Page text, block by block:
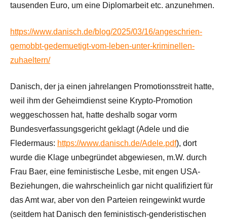
tausenden Euro, um eine Diplomarbeit etc. anzunehmen.
https://www.danisch.de/blog/2025/03/16/angeschrien-
gemobbt-gedemuetigt-vom-leben-unter-kriminellen-
zuhaeltern/
Danisch, der ja einen jahrelangen Promotionsstreit hatte,
weil ihm der Geheimdienst seine Krypto-Promotion
weggeschossen hat, hatte deshalb sogar vorm
Bundesverfassungsgericht geklagt (Adele und die
Fledermaus: https://www.danisch.de/Adele.pdf), dort
wurde die Klage unbegründet abgewiesen, m.W. durch
Frau Baer, eine feministische Lesbe, mit engen USA-
Beziehungen, die wahrscheinlich gar nicht qualifiziert für
das Amt war, aber von den Parteien reingewinkt wurde
(seitdem hat Danisch den feministisch-genderistischen